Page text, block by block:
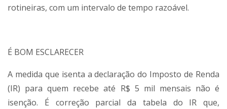
rotineiras, com um intervalo de tempo razoável.
É BOM ESCLARECER
A medida que isenta a declaração do Imposto de Renda
(IR) para quem recebe até R$ 5 mil mensais não é
isenção. É correção parcial da tabela do IR que,